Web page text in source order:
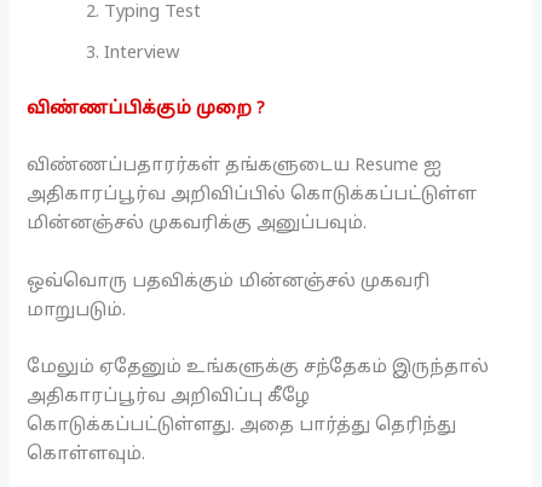
Typing Test
Interview
விண்ணப்பிக்கும் முறை ?
விண்ணப்பதாரர்கள் தங்களுடைய Resume ஐ
அதிகாரப்பூர்வ அறிவிப்பில் கொடுக்கப்பட்டுள்ள
மின்னஞ்சல் முகவரிக்கு அனுப்பவும்.
ஒவ்வொரு பதவிக்கும் மின்னஞ்சல் முகவரி
மாறுபடும்.
மேலும் ஏதேனும் உங்களுக்கு சந்தேகம் இருந்தால்
அதிகாரப்பூர்வ அறிவிப்பு கீழே
கொடுக்கப்பட்டுள்ளது. அதை பார்த்து தெரிந்து
கொள்ளவும்.